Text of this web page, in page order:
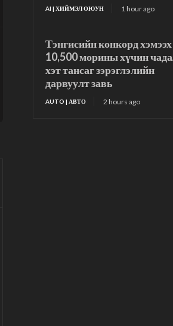
AI | ХИЙМЭЛ ОЮУН 1 hour ago
Тэнгисийн конкорд хэмээх
10,500 морины хүчин
хэт тансаг зэрэглэлийн
дарвуулт завь
AUTO | АВТО 2 hours ago